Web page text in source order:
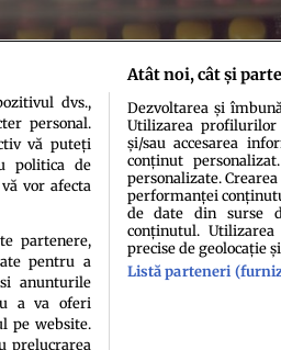
Politica de cookiesTermeni şi condiţii
dvs.,
personal.
vă puteți
politica de
vor afecta
partenere,
pentru a
anunturile
a va oferi
pe website.
prelucrarea
Atât noi, cât și
Dezvoltarea și
Utilizarea profilurilor
și/sau accesarea
conținut
personalizate.
performanței
de date din surse
conținutul.
precise de geolocație
Listă parteneri